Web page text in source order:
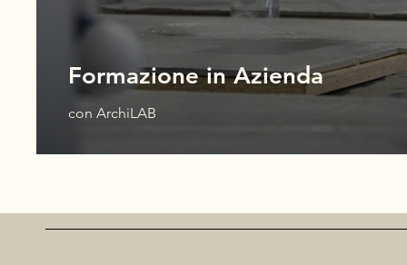
Formazione in Azienda
con ArchiLAB